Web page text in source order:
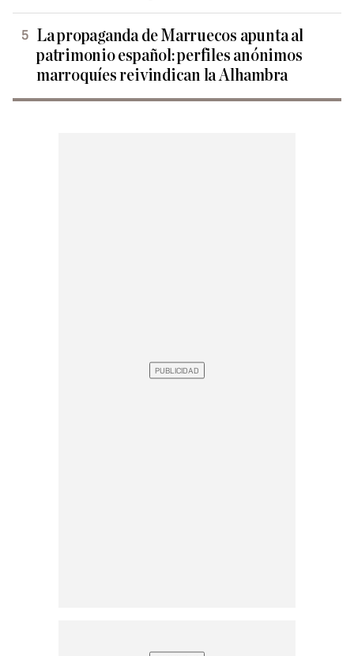
La propaganda de Marruecos apunta al
patrimonio español: perfiles anónimos
marroquíes reivindican la Alhambra